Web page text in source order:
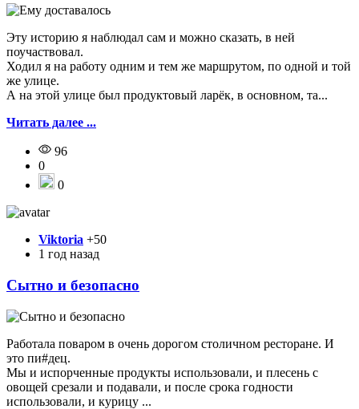
Эту историю я наблюдал сам и можно сказать, в ней
поучаствовал.
Ходил я на работу одним и тем же маршрутом, по одной и той
же улице.
А на этой улице был продуктовый ларёк, в основном, та...
Читать далее ...
96
0
0
Viktoria +50
1 год назад
Сытно и безопасно
Работала поваром в очень дорогом столичном ресторане. И
это пи#дец.
Мы и испорченные продукты использовали, и плесень с
овощей срезали и подавали, и после срока годности
использовали, и курицу ...